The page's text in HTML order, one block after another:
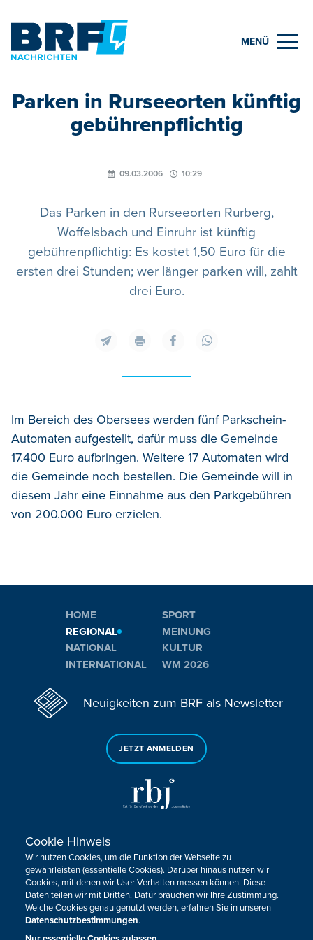
MENÜ
Parken in Rurseeorten künftig
gebührenpflichtig
09.03.2006 10:29
Das Parken in den Rurseeorten Rurberg,
Woffelsbach und Einruhr ist künftig
gebührenpflichtig: Es kostet 1,50 Euro für die
ersten drei Stunden; wer länger parken will, zahlt
drei Euro.
Im Bereich des Obersees werden fünf Parkschein-
Automaten aufgestellt, dafür muss die Gemeinde
17.400 Euro aufbringen. Weitere 17 Automaten wird
die Gemeinde noch bestellen. Die Gemeinde will in
diesem Jahr eine Einnahme aus den Parkgebühren
von 200.000 Euro erzielen.
HOME
REGIONAL
NATIONAL
INTERNATIONAL
SPORT
MEINUNG
KULTUR
WM 2026
Neuigkeiten zum BRF als Newsletter
JETZT ANMELDEN
Sie haben noch Fragen oder Anmerkungen?
KONTAKTIEREN SIE UNS!
Impressum Datenschutz Kontakt
Barrierefreiheit
Cookie-Zustimmung anpassen
Cookie Hinweis
Wir nutzen Cookies, um die Funktion der Webseite zu
gewährleisten (essentielle Cookies). Darüber hinaus nutzen wir
Cookies, mit denen wir User-Verhalten messen können. Diese
Daten teilen wir mit Dritten. Dafür brauchen wir Ihre Zustimmung.
Welche Cookies genau genutzt werden, erfahren Sie in unseren
Datenschutzbestimmungen.